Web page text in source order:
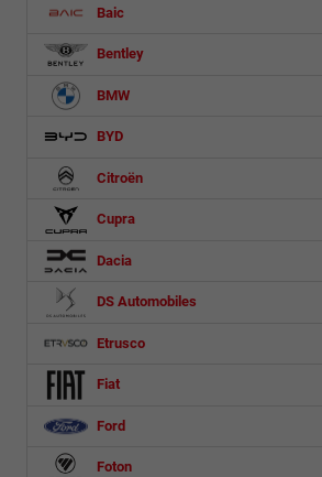
Baic
Bentley
BMW
BYD
Citroën
Cupra
Dacia
DS Automobiles
Etrusco
Fiat
Ford
Foton